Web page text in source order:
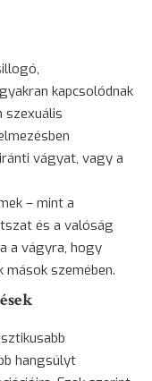
kapcsolódnak
iránti vágyat, vagy a
– mint a
és a valóság
a vágyra, hogy
mások szemében.
hangsúlyt